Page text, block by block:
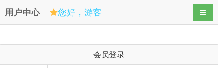
用户中心 您好，游客 导航
会员登录